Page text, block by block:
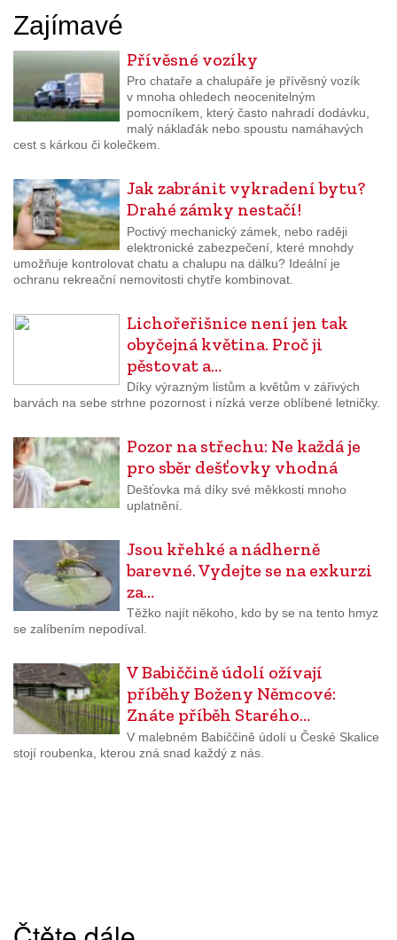
Zajímavé
Přívěsné vozíky
Pro chataře a chalupáře je přívěsný vozík
v mnoha ohledech neocenitelným
pomocníkem, který často nahradí dodávku,
malý náklaďák nebo spoustu namáhavých
cest s kárkou či kolečkem.
Jak zabránit vykradení bytu?
Drahé zámky nestačí!
Poctivý mechanický zámek, nebo raději
elektronické zabezpečení, které mnohdy
umožňuje kontrolovat chatu a chalupu na dálku? Ideální je
ochranu rekreační nemovitosti chytře kombinovat.
Lichořeřišnice není jen tak
obyčejná květina. Proč ji
pěstovat a…
Díky výrazným listům a květům v zářivých
barvách na sebe strhne pozornost i nízká verze oblíbené letničky.
Pozor na střechu: Ne každá je
pro sběr dešťovky vhodná
Dešťovka má díky své měkkosti mnoho
uplatnění.
Jsou křehké a nádherně
barevné. Vydejte se na exkurzi
za…
Těžko najít někoho, kdo by se na tento hmyz
se zalíbením nepodíval.
V Babiččině údolí ožívají
příběhy Boženy Němcové:
Znáte příběh Starého…
V malebném Babiččině údolí u České Skalice
stojí roubenka, kterou zná snad každý z nás.